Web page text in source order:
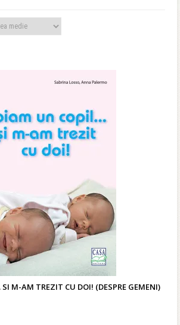
M-AM TREZIT CU DOI! (DESPRE GEMENI)